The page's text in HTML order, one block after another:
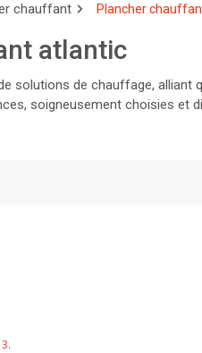
chauffant Plancher
atlantic
solutions de chauffage,
soigneusement choisies
et faites le choix de l'excellence
.